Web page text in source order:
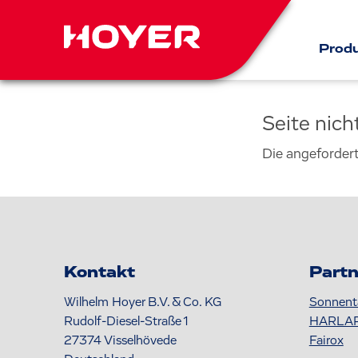
Seite
Die
Kontakt
Wilhelm Hoyer B.V. & Co. KG
Rudolf-Diesel-Straße 1
27374Visselhövede
Fairox